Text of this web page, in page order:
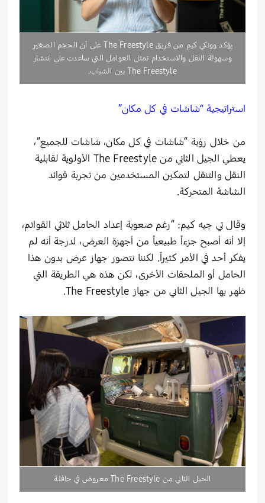
يؤكد وونكي كيم من فريق The Freestyle على أن الحجم الصغير
وسهولة النقل والاستخدام تمثل العوامل التي ساعدت على انتشار
The Freestyle بين الشباب.
استراتيجية “شاشات في كل مكان”
من خلال رؤية “شاشات في كل مكان، شاشات للجميع”،
يعطي الجيل الثاني من The Freestyle الأولوية لقابلية
النقل والتنقل لتمكين المستخدمين من تجربة فوائد
الشاشة المتحركة.
وقال تي جيه كيم: “رغم صعوبة إعداد الحامل ثلاثي القوائم،
إلا أنه أصبح جزءاً طبيعياً من أجهزة العرض، لدرجة أنه لم
يفكر أحد في الأمر كثيراً. لكننا نتصور جهاز عرض بدون هذا
الحامل أو الملحقات الأخرى، لكن هذه هي الطريقة التي
ظهر بها الجيل الثاني من جهاز The Freestyle.
الجيل الثاني من The Freestyle معروض في حافلة